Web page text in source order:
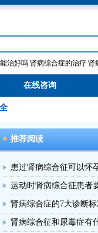
治好吗 肾病综合症的治疗 肾
在线咨询
推荐阅读
患过肾病综合征可以怀
运动时肾病综合征患者
肾病综合症的7大诊断
肾病综合征和尿毒症有